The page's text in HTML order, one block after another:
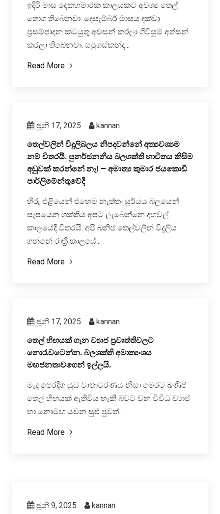
ඉදිරි මාස දෙකහමාරක කාලයකට අවශ්‍ය තෙල්
තොග තිබෙනවා. දෙසැම්බර් මාසය දක්වා
ප්‍රසම්පාදන කටයුතු අවසන් කරලා ගිවිසුම් අත්සන්
කරලා තිබෙනවා. සපුගස්කන්ද...
Read More
ජූනි 17, 2025 kannan
තෙල්වලින් විදුලිබලය නිපදවන්නේ අත්‍යවශ්‍යම
නම් විතරයි. පුනර්ජනනීය බලශක්ති භාවිතය කිසිම
අඩුවක් කරන්නේ නෑ! – අමාත්‍ය කුමාර ජයකොඩි
පාර්ලිමේන්තුවේදී
හිරු එළියෙන් එහෙම නැත්තං සූර්යය බලයෙන්
සැපයෙන ශක්තිය අපට ලැබෙන්නෙ දහවල්
කාලයේදී විතරයි. අපි ඛනිජ තෙල්වලින් විදුලිය
ගන්නේ රාත්‍රී කාලයේ...
Read More
ජූනි 17, 2025 kannan
තෙල් හිඟයක් ගැන ව්‍යාජ ප්‍රවෘත්තිවලට
නොරැවටෙන්න. බලශක්ති අමාත්‍යංශය
මහජනතාවගෙන් ඉල්ලයි.
මැද පෙරදිග යුධ වාතාවරණය නිසා මෙරට ඛණිජ
තෙල් හිඟයක් ‍ඇතිවිය හැකි බවට වන විවිධ ව්‍යාජ
හා නොමඟ යවන සුළු පුවත්...
Read More
ජූනි 9, 2025 kannan